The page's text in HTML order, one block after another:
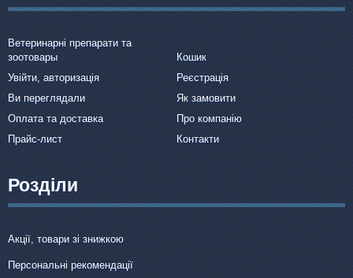
Ветеринарні препарати та
зоотовары
Кошик
Увійти, авторизація
Реєстрація
Ви переглядали
Як замовити
Оплата та доставка
Про компанію
Прайс-лист
Контакти
Розділи
Акції, товари зі знижкою
Персональні рекомендації